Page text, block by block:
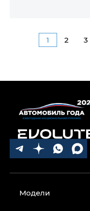
1 2 3
Модели